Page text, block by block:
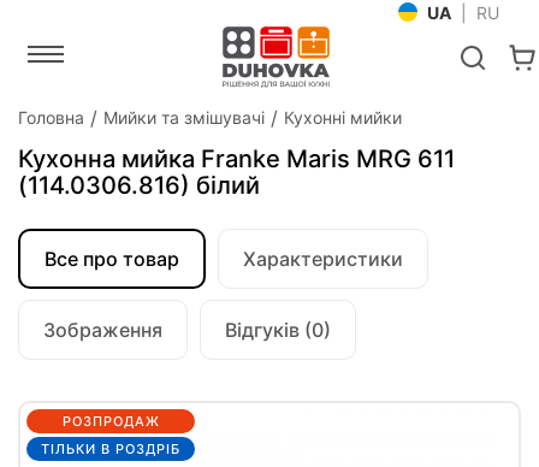
UA RU
Головна Мийки та змішувачі Кухонні мийки
Кухонна мийка Franke Maris MRG 611
(114.0306.816) білий
Все про товар Характеристики
Зображення Відгуків (0)
РОЗПРОДАЖ
ТІЛЬКИ В РОЗДРІБ